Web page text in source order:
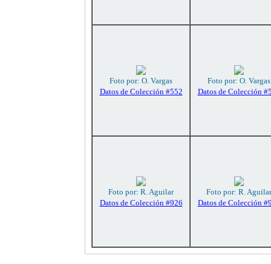
Foto por: O. Vargas
Datos de Colección #552
Foto por: O. Vargas
Datos de Colección
Foto por: R. Aguilar
Datos de Colección #926
Foto por: R. Aguilar
Datos de Colección